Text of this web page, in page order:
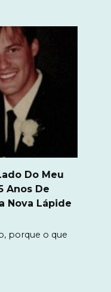
Do Meu
Anos De
Nova Lápide
porque o que